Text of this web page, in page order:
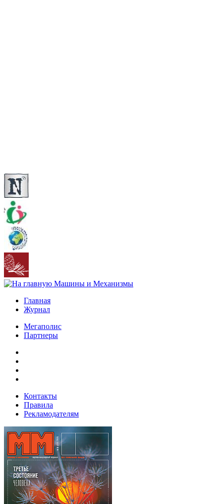
Главная
Журнал
Мегаполис
Партнеры
Контакты
Правила
Рекламодателям